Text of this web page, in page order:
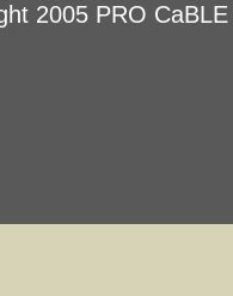
2005 PRO CaBLE